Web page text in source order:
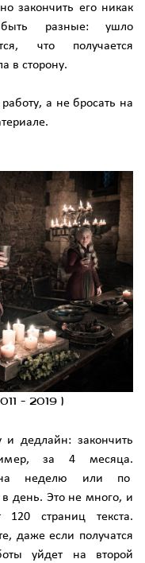
закончить его никак
разные: ушло
что получается
в сторону.
а не бросать на
- 2019 )
и дедлайн: закончить
за 4 месяца.
на неделю или по
день. Это не много, и
страниц текста.
даже если получатся
уйдет на второй